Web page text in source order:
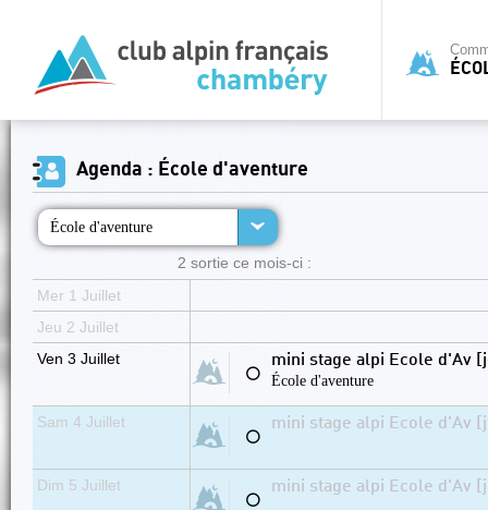
Agenda : École d'aventure
École d'aventure
2 sortie ce mois-ci :
Mer 1 Juillet
Jeu 2 Juillet
Ven 3 Juillet
⚪
mini stage alpi Ecole d'Av
École d'aventure
Sam 4 Juillet
⚪
mini stage alpi Ecole d'Av
Dim 5 Juillet
⚪
mini stage alpi Ecole d'Av